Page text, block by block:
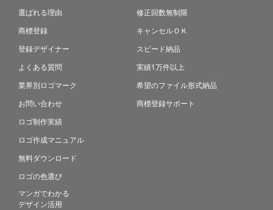
選ばれる理由
商標登録
登録デザイナー
よくある質問
業界別ロゴマーク
お問い合わせ
ロゴ制作実績
ロゴ作成マニュアル
無料ダウンロード
ロゴの色選び
マンガでわかる
デザイン活用
修正回数無制限
キャンセルＯＫ
スピード納品
実績1万件以上
希望のファイル形式納品
商標登録サポート